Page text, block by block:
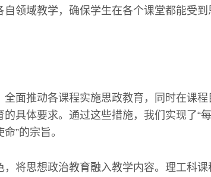
领域教学，确保学生在各个课堂都能受到
面推动各课程实施思政教育，同时在课程
具体要求。通过这些措施，我们实现了“
”的宗旨。
将思想政治教育融入教学内容。理工科